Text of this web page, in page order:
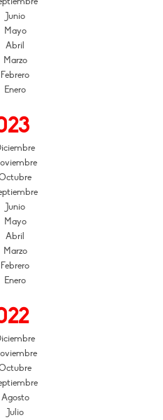
Junio
Mayo
Abril
Marzo
Febrero
Enero
Junio
Mayo
Abril
Marzo
Febrero
Enero
Agosto
Julio